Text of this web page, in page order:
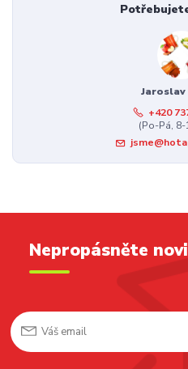
Jaroslav
+420
(Po-Pá,
Nepropásněte